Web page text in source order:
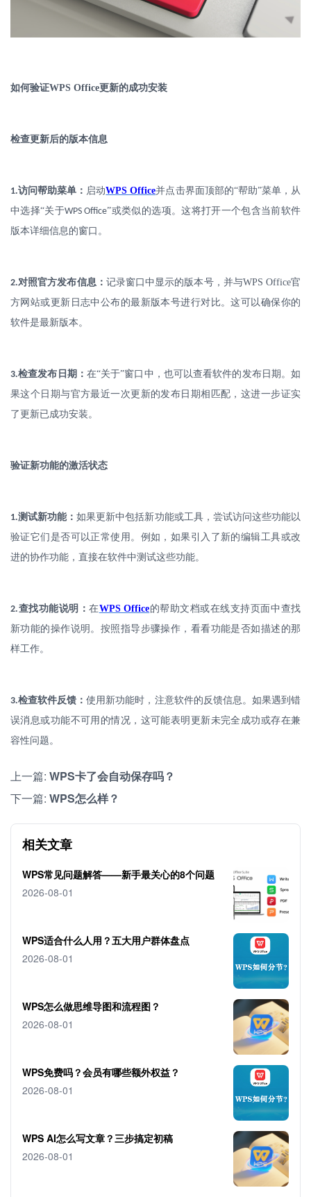
如何验证WPS Office更新的成功安装
检查更新后的版本信息
1.访问帮助菜单： 启动WPS Office并点击界面顶部的“帮助”菜单，从
中选择“关于WPS Office”或类似的选项。这将打开一个包含当前软件
版本详细信息的窗口。
2.对照官方发布信息： 记录窗口中显示的版本号，并与WPS Office官
方网站或更新日志中公布的最新版本号进行对比。这可以确保你的
软件是最新版本。
3.检查发布日期： 在“关于”窗口中，也可以查看软件的发布日期。如
果这个日期与官方最近一次更新的发布日期相匹配，这进一步证实
了更新已成功安装。
验证新功能的激活状态
1.测试新功能：如果更新中包括新功能或工具，尝试访问这些功能以
验证它们是否可以正常使用。例如，如果引入了新的编辑工具或改
进的协作功能，直接在软件中测试这些功能。
2.查找功能说明：在WPS Office的帮助文档或在线支持页面中查找
新功能的操作说明。按照指导步骤操作，看看功能是否如描述的那
样工作。
3.检查软件反馈：使用新功能时，注意软件的反馈信息。如果遇到错
误消息或功能不可用的情况，这可能表明更新未完全成功或存在兼
容性问题。
上一篇: WPS卡了会自动保存吗？
下一篇: WPS怎么样？
相关文章
WPS常见问题解答——新手最关心的8个问题
2026-08-01
WPS适合什么人用？五大用户群体盘点
2026-08-01
WPS怎么做思维导图和流程图？
2026-08-01
WPS免费吗？会员有哪些额外权益？
2026-08-01
WPS AI怎么写文章？三步搞定初稿
2026-08-01